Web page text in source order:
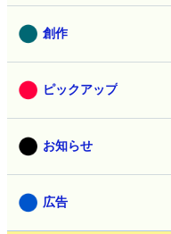
創作
ピックアップ
お知らせ
広告